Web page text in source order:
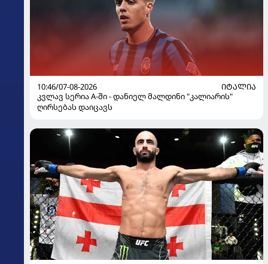
10:46/07-08-2026
ᲘᲢᲐᲚᲘᲐ
კვლავ სერია A-ში - დანიელ მალდინი "კალიარის"
ღირსებას დაიცავს